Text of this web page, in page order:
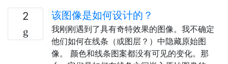
2 该图像是如何设计的？
我刚刚遇到了具有奇特效果的图像。我不确定
他们如何在线条（或图层？）中隐藏原始图
像。 颜色和线条图案都没有可见的变化。那